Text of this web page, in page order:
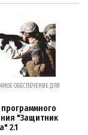
ОБЕСПЕЧЕНИЕ ДЛЯ
"Защитник
2.1